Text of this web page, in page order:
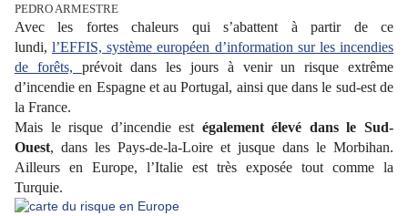
PEDRO ARMESTRE
Avec les fortes chaleurs qui s’abattent à partir de ce
lundi,l’EFFIS, système européen d’information sur les incendies
de forêts, prévoit dans les jours à venir un risque extrême
d’incendie en Espagne et au Portugal, ainsi que dans le sud-est de
la France.
Mais le risque d’incendie est également élevé dans le Sud-
Ouest, dans les Pays-de-la-Loire et jusque dans le Morbihan.
Ailleurs en Europe, l’Italie est très exposée tout comme la
Turquie.